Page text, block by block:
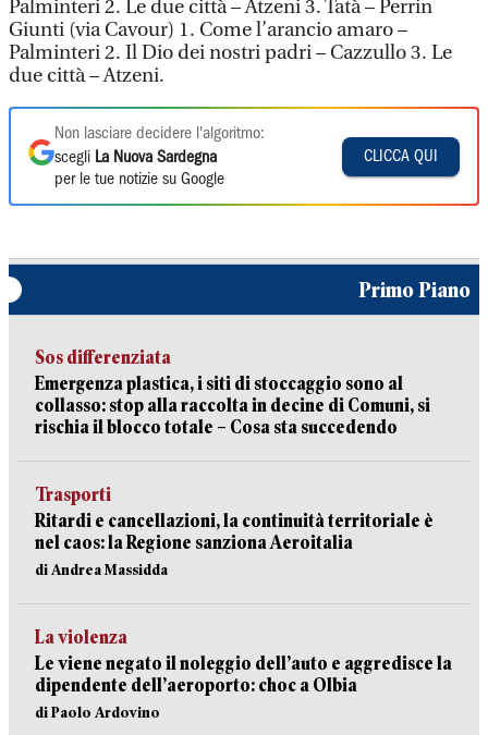
Palminteri 2. Le due città – Atzeni 3. Tatà – Perrin
Giunti (via Cavour) 1. Come l’arancio amaro –
Palminteri 2. Il Dio dei nostri padri – Cazzullo 3. Le
due città – Atzeni.
Non lasciare decidere l'algoritmo:
scegli La Nuova Sardegna
per le tue notizie su Google
CLICCA QUI
Primo Piano
Sos differenziata
Emergenza plastica, i siti di stoccaggio sono al
collasso: stop alla raccolta in decine di Comuni, si
rischia il blocco totale – Cosa sta succedendo
Trasporti
Ritardi e cancellazioni, la continuità territoriale è
nel caos: la Regione sanziona Aeroitalia
di Andrea Massidda
La violenza
Le viene negato il noleggio dell’auto e aggredisce la
dipendente dell’aeroporto: choc a Olbia
di Paolo Ardovino